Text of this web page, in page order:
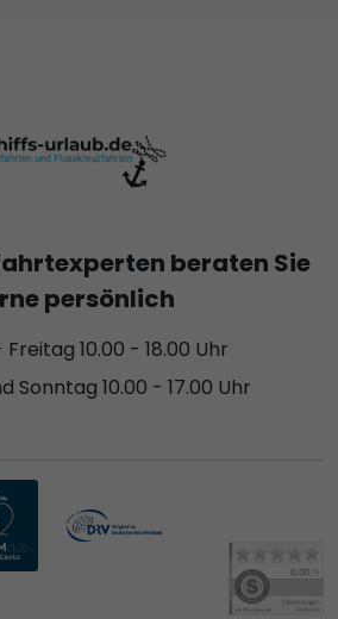
beraten Sie
persönlich
10.00 - 18.00 Uhr
Sonntag 10.00 - 17.00 Uhr